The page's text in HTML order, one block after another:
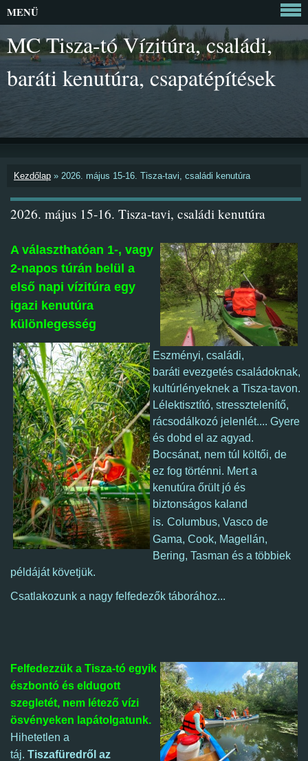
MC Tisza-tó Vízitúra, családi,
baráti kenutúra, csapatépítések
Kezdőlap » 2026. május 15-16. Tisza-tavi, családi kenutúra
2026. május 15-16. Tisza-tavi, családi kenutúra
A választhatóan 1-, vagy
2-napos túrán belül a
első napi vízitúra egy
igazi kenutúra
különlegesség
Eszményi, családi,
baráti evezgetés családoknak,
kultúrlényeknek a Tisza-tavon.
Lélektisztító, stressztelenítő,
rácsodálkozó jelenlét.... Gyere
és dobd el az agyad.
Bocsánat, nem túl költői, de
ez fog történni. Mert a
kenutúra őrült jó és
biztonságos kaland
is. Columbus, Vasco de
Gama, Cook, Magellán,
Bering, Tasman és a többiek
példáját követjük.
Csatlakozunk a nagy felfedezők táborához...
Felfedezzük a Tisza-tó egyik
észbontó és eldugott
szegletét, nem létező vízi
ösvényeken lapátolgatunk.
Hihetetlen a
táj. Tiszafüredről az
MENÜ